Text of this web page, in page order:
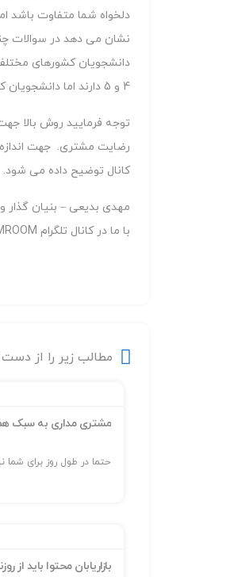
4 و 5 دارند اما دانشجویان کشورهای امریکای شمالی گزینه های صریح تر مانند 1-2-6 و 7 را انتخاب می کنند.
توجه فرمایید روش بالا
رضایت مشتری. جهت
کانال توضیح داده می شود.
مهدی بدیعی – بنیان
با ما در کانال تلگرام CRMROOM همراه باشید. —>>
مطالب زیر را از
مشتری مداری به سبک
حتما در طول روز برای شما
بازاریابان محتوا باید از